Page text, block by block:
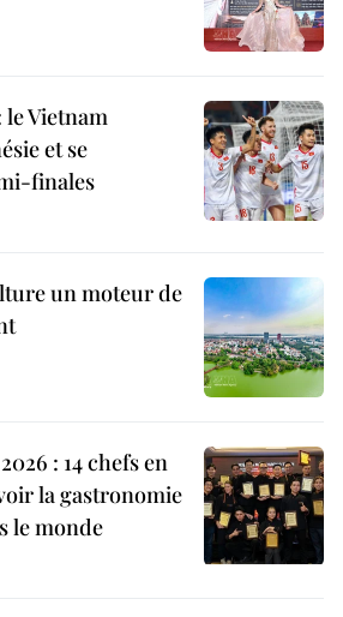
le Vietnam
et se
finales
un moteur de
: 14 chefs en
la gastronomie
le monde